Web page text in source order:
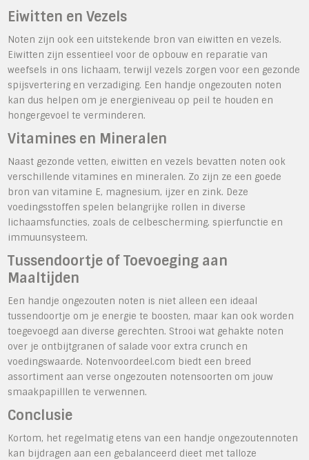
Eiwitten en Vezels
Noten zijn ook een uitstekende bron van eiwitten en vezels.
Eiwitten zijn essentieel voor de opbouw en reparatie van
weefsels in ons lichaam, terwijl vezels zorgen voor een gezonde
spijsvertering en verzadiging. Een handje ongezouten noten
kan dus helpen om je energieniveau op peil te houden en
hongergevoel te verminderen.
Vitamines en Mineralen
Naast gezonde vetten, eiwitten en vezels bevatten noten ook
verschillende vitamines en mineralen. Zo zijn ze een goede
bron van vitamine E, magnesium, ijzer en zink. Deze
voedingsstoffen spelen belangrijke rollen in diverse
lichaamsfuncties, zoals de celbescherming, spierfunctie en
immuunsysteem.
Tussendoortje of Toevoeging aan
Maaltijden
Een handje ongezouten noten is niet alleen een ideaal
tussendoortje om je energie te boosten, maar kan ook worden
toegevoegd aan diverse gerechten. Strooi wat gehakte noten
over je ontbijtgranen of salade voor extra crunch en
voedingswaarde. Notenvoordeel.com biedt een breed
assortiment aan verse ongezouten notensoorten om jouw
smaakpapilllen te verwennen.
Conclusie
Kortom, het regelmatig etens van een handje ongezoutennoten
kan bijdragen aan een gebalanceerd dieet met talloze